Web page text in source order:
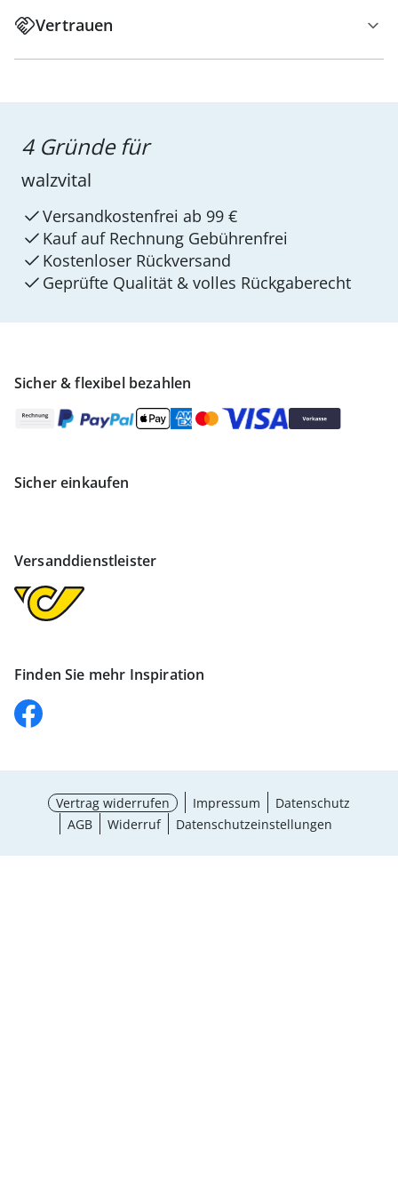
Vertrauen
Sicher & flexibel bezahlen
Sicher einkaufen
Versanddienstleister
Finden Sie mehr Inspiration
4 Gründe für
walzvital
Versandkostenfrei ab 99 €
Kauf auf Rechnung Gebührenfrei
Kostenloser Rückversand
Geprüfte Qualität & volles Rückgaberecht
Vertrag widerrufen Impressum
Datenschutz
AGB
Widerruf Datenschutzeinstellungen